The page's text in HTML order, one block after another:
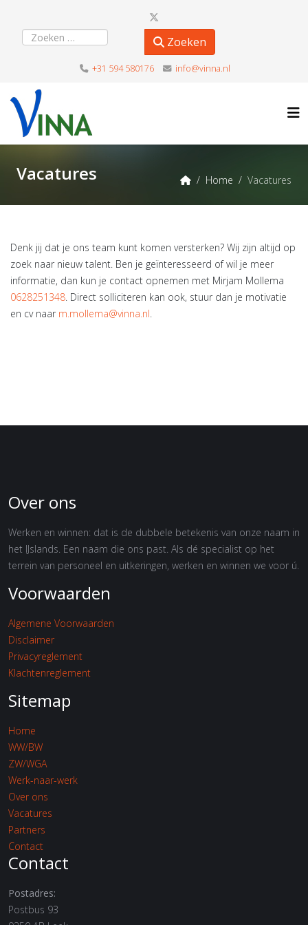
Zoeken Zoeken
+31 594 580176 info@vinna.nl
Vacatures Home Vacatures
Denk jij dat je ons team kunt komen versterken? Wij zijn altijd op
zoek naar nieuw talent. Ben je geïnteresseerd of wil je meer
informatie, dan kun je contact opnemen met Mirjam Mollema
0628251348. Direct solliciteren kan ook, stuur dan je motivatie
en cv naar m.mollema@vinna.nl.
Over ons
Werken en winnen: dat is de dubbele betekenis van onze naam in
het IJslands. Een naam die ons past. Als dé specialist op het
terrein van personeel en uitkeringen, werken en winnen we voor ú.
Voorwaarden
Algemene Voorwaarden
Disclaimer
Privacyreglement
Klachtenreglement
Sitemap
Home
WW/BW
ZW/WGA
Werk-naar-werk
Over ons
Vacatures
Partners
Contact
Contact
Postadres:
Postbus 93